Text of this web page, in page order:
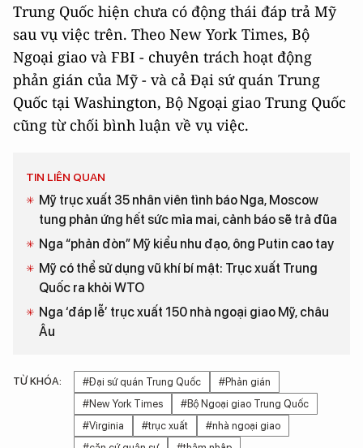
Trung Quốc hiện chưa có động thái đáp trả Mỹ
sau vụ việc trên. Theo New York Times, Bộ
Ngoại giao và FBI - chuyên trách hoạt động
phản gián của Mỹ - và cả Đại sứ quán Trung
Quốc tại Washington, Bộ Ngoại giao Trung Quốc
cũng từ chối bình luận về vụ việc.
TIN LIÊN QUAN
Mỹ trục xuất 35 nhân viên tình báo Nga, Moscow
tung phản ứng hết sức mỉa mai, cảnh báo sẽ trả đũa
Nga “phản đòn” Mỹ kiểu nhu đạo, ông Putin cao tay
Mỹ có thể sử dụng vũ khí bí mật: Trục xuất Trung
Quốc ra khỏi WTO
Nga ‘đáp lễ’ trục xuất 150 nhà ngoại giao Mỹ, châu
Âu
TỪ KHÓA: #Đại sứ quán Trung Quốc
#Phản gián
#New York Times
#Bộ Ngoại giao Trung Quốc
#Virginia
#trục xuất
#nhà ngoại giao